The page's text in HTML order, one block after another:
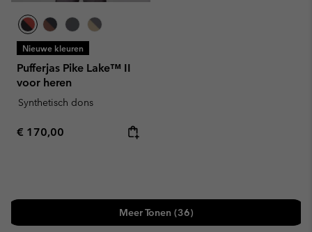
Nieuwe kleuren
Pufferjas Pike Lake™ II
voor heren
Synthetisch dons
Regular price:
€ 170,00
Meer Tonen (36)